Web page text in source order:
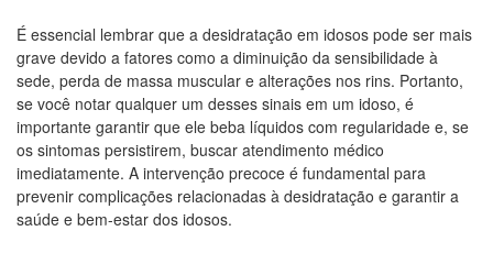
É essencial lembrar que a desidratação em idosos pode ser mais
grave devido a fatores como a diminuição da sensibilidade à
sede, perda de massa muscular e alterações nos rins. Portanto,
se você notar qualquer um desses sinais em um idoso, é
importante garantir que ele beba líquidos com regularidade e, se
os sintomas persistirem, buscar atendimento médico
imediatamente. A intervenção precoce é fundamental para
prevenir complicações relacionadas à desidratação e garantir a
saúde e bem-estar dos idosos.